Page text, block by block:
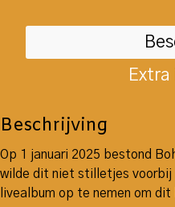
Beschrijving
Op 1 januari 2025 bestond
wilde dit niet stilletjes voorbij
livealbum op te nemen om